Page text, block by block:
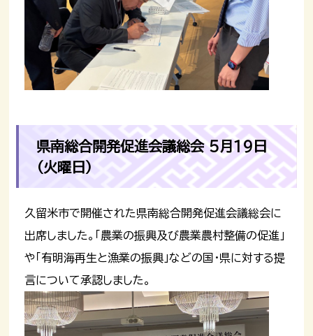
県南総合開発促進会議総会 5月19日
（火曜日）
久留米市で開催された県南総合開発促進会議総会に
出席しました。「農業の振興及び農業農村整備の促進」
や「有明海再生と漁業の振興」などの国・県に対する提
言について承認しました。